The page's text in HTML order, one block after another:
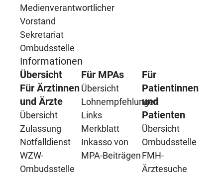
Medienverantwortlicher
Vorstand
Sekretariat
Ombudsstelle
Informationen
Übersicht
Für Ärztinnen
und Ärzte
Übersicht
Zulassung
Notfalldienst
WZW-
Ombudsstelle
Für MPAs
Übersicht
Lohnempfehlungen
Links
Merkblatt
Inkasso von
MPA-Beiträgen
Für
Patientinnen
und
Patienten
Übersicht
Ombudsstelle
FMH-
Ärztesuche